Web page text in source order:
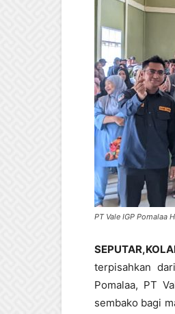
PT Vale IGP Pomalaa
terpisahkan
Pomalaa, PT
sembako bagi